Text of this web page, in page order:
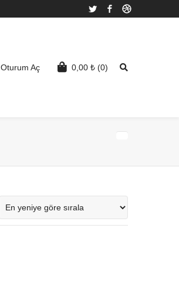
Twitter Facebook
0,00 ₺ (0)
Oturum Aç